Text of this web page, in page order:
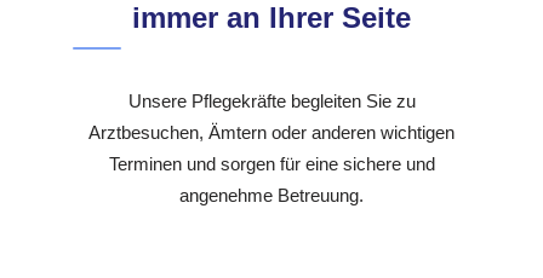
immer an Ihrer Seite
Unsere Pflegekräfte begleiten Sie zu
Arztbesuchen, Ämtern oder anderen wichtigen
Terminen und sorgen für eine sichere und
angenehme Betreuung.